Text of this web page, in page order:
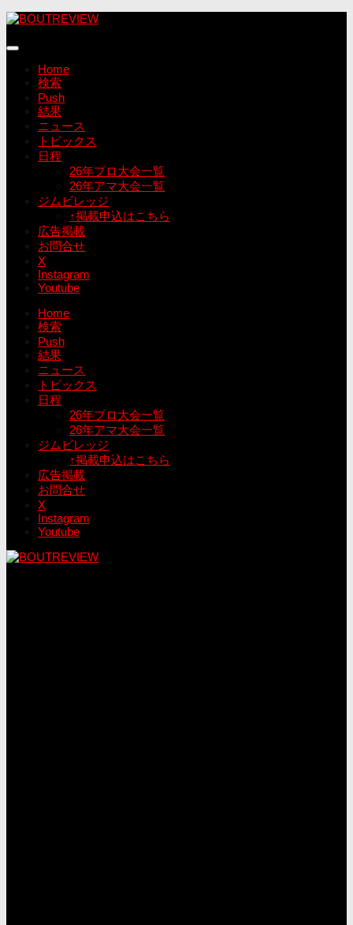
コ
テ
Home
検索
Push
結果
ニュース
トピックス
日程
26年プロ大会一覧
26年アマ大会一覧
ジムビレッジ
↑掲載申込はこちら
広告掲載
お問合せ
X
Instagram
Youtube
Home
検索
Push
結果
ニュース
トピックス
日程
26年プロ大会一覧
26年アマ大会一覧
ジムビレッジ
↑掲載申込はこちら
広告掲載
お問合せ
X
Instagram
Youtube